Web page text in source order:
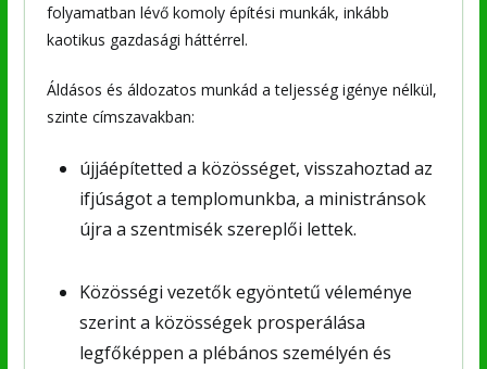
folyamatban lévő komoly építési munkák, inkább
kaotikus gazdasági háttérrel.
Áldásos és áldozatos munkád a teljesség igénye nélkül,
szinte címszavakban:
újjáépítetted a közösséget, visszahoztad az
ifjúságot a templomunkba, a ministránsok
újra a szentmisék szereplői lettek.
Közösségi vezetők egyöntetű véleménye
szerint a közösségek prosperálása
legfőképpen a plébános személyén és